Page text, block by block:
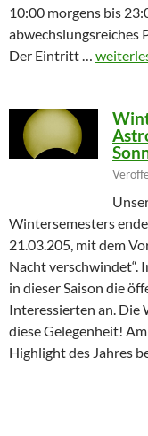
10:00 morgens bis
abwechslungsreiches
Der Eintritt …
Wintersemesters
21.03.205, mit dem
Nacht verschwindet“.
in dieser Saison die
Interessierten an. Die
diese Gelegenheit!
Highlight des Jahres